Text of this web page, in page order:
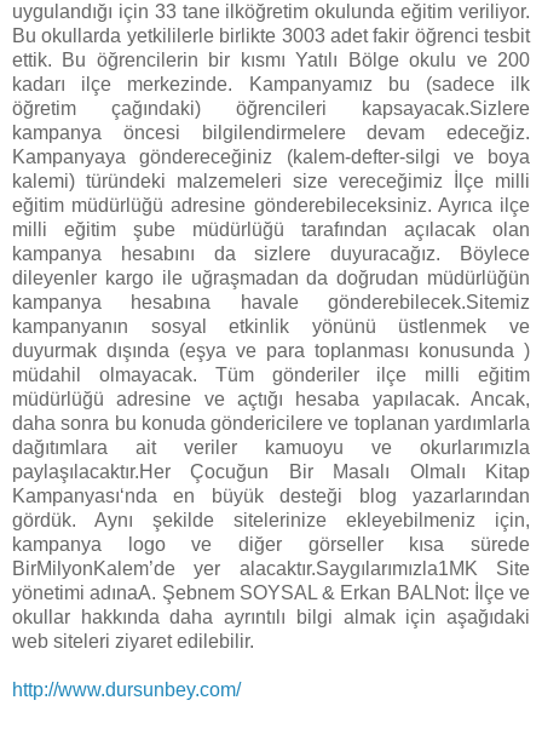
uygulandığı için 33 tane ilköğretim okulunda eğitim veriliyor.
Bu okullarda yetkililerle birlikte 3003 adet fakir öğrenci tesbit
ettik. Bu öğrencilerin bir kısmı Yatılı Bölge okulu ve 200
kadarı ilçe merkezinde. Kampanyamız bu (sadece ilk
öğretim çağındaki) öğrencileri kapsayacak.Sizlere
kampanya öncesi bilgilendirmelere devam edeceğiz.
Kampanyaya göndereceğiniz (kalem-defter-silgi ve boya
kalemi) türündeki malzemeleri size vereceğimiz İlçe milli
eğitim müdürlüğü adresine gönderebileceksiniz. Ayrıca ilçe
milli eğitim şube müdürlüğü tarafından açılacak olan
kampanya hesabını da sizlere duyuracağız. Böylece
dileyenler kargo ile uğraşmadan da doğrudan müdürlüğün
kampanya hesabına havale gönderebilecek.Sitemiz
kampanyanın sosyal etkinlik yönünü üstlenmek ve
duyurmak dışında (eşya ve para toplanması konusunda )
müdahil olmayacak. Tüm gönderiler ilçe milli eğitim
müdürlüğü adresine ve açtığı hesaba yapılacak. Ancak,
daha sonra bu konuda göndericilere ve toplanan yardımlarla
dağıtımlara ait veriler kamuoyu ve okurlarımızla
paylaşılacaktır.Her Çocuğun Bir Masalı Olmalı Kitap
Kampanyası‘nda en büyük desteği blog yazarlarından
gördük. Aynı şekilde sitelerinize ekleyebilmeniz için,
kampanya logo ve diğer görseller kısa sürede
BirMilyonKalem’de yer alacaktır.Saygılarımızla1MK Site
yönetimi adınaA. Şebnem SOYSAL & Erkan BALNot: İlçe ve
okullar hakkında daha ayrıntılı bilgi almak için aşağıdaki
web siteleri ziyaret edilebilir.
http://www.dursunbey.com/